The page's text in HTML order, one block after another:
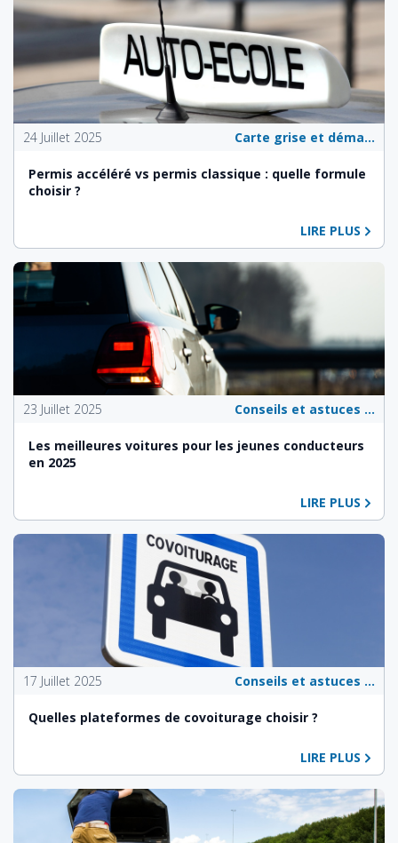
24 Juillet 2025 Carte grise et démarches administratives
Permis accéléré vs permis classique : quelle formule
choisir ?
LIRE PLUS
23 Juillet 2025 Conseils et astuces pour les propriétaires de véhicules
Les meilleures voitures pour les jeunes conducteurs
en 2025
LIRE PLUS
17 Juillet 2025 Conseils et astuces pour les propriétaires de véhicules
Quelles plateformes de covoiturage choisir ?
LIRE PLUS